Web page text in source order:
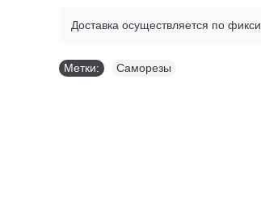
Доставка осуществляется по
Метки: Саморезы